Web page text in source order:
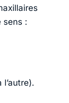
sens :